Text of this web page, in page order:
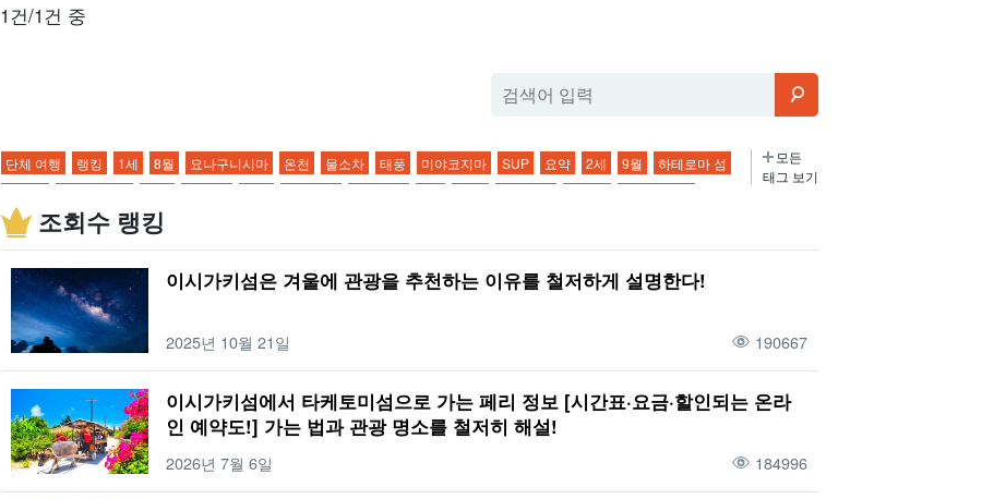
1건/1건 중
단체 여행 랭킹 1세 8월 요나구니시마 온천 물소차 태풍 미야코지마 SUP 요약 2세 9월
하테로마 섬
스노클링
드라이브 코스
카누
생물 일몰 야간 액티비티 바라스 섬 번화가 바다거북 여행 가는 방법 바다 나이트 투어 비
아사히
야경
산호 도심지
미사키초
이시가키섬 BBQ 환상의 섬 하마지마
글래스 보트
별이 빛나는 밤하늘 투어 2월 모닝 기온 호텔 해변 물고기 봄 트레킹
이시가키섬의 해양 스포츠
3월
이리오모테 섬 기후
저녁 식사
3박 4일 편의점
모든
태그 보기
조회수 랭킹
이시가키섬은 겨울에 관광을 추천하는 이유를 철저하게 설명한다!
2025년 10월 21일 190667
이시가키섬에서 타케토미섬으로 가는 페리 정보 [시간표·요금·할인되는 온라
인 예약도!] 가는 법과 관광 명소를 철저히 해설!
2026년 7월 6일 184996